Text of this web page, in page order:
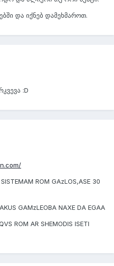
და იქნებ დამეხმაროთ.
:D
ROM GAzLOS,ASE 30
GAMzLEOBA NAXE DA EGAA
ROM AR SHEMODIS ISETI